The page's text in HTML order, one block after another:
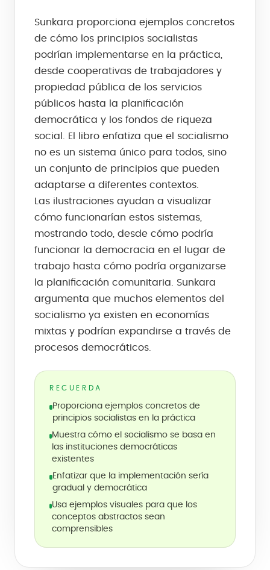
Sunkara proporciona ejemplos concretos
de cómo los principios socialistas
podrían implementarse en la práctica,
desde cooperativas de trabajadores y
propiedad pública de los servicios
públicos hasta la planificación
democrática y los fondos de riqueza
social. El libro enfatiza que el socialismo
no es un sistema único para todos, sino
un conjunto de principios que pueden
adaptarse a diferentes contextos.
Las ilustraciones ayudan a visualizar
cómo funcionarían estos sistemas,
mostrando todo, desde cómo podría
funcionar la democracia en el lugar de
trabajo hasta cómo podría organizarse
la planificación comunitaria. Sunkara
argumenta que muchos elementos del
socialismo ya existen en economías
mixtas y podrían expandirse a través de
procesos democráticos.
RECUERDA
Proporciona ejemplos concretos de
principios socialistas en la práctica
Muestra cómo el socialismo se basa en
las instituciones democráticas
existentes
Enfatizar que la implementación sería
gradual y democrática
Usa ejemplos visuales para que los
conceptos abstractos sean
comprensibles